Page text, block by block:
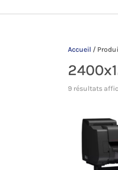
Accueil /
9 résultats